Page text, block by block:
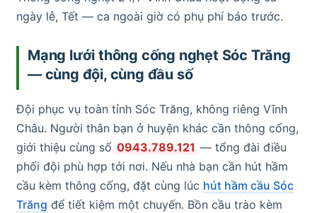
ngày lễ, Tết — ca ngoài giờ có phụ phí báo trước.
Mạng lưới thông cống nghẹt Sóc Trăng
— cùng đội, cùng đầu số
Đội phục vụ toàn tỉnh Sóc Trăng, không riêng Vĩnh
Châu. Người thân bạn ở huyện khác cần thông cống,
giới thiệu cùng số 0943.789.121 — tổng đài điều
phối đội phù hợp tới nơi. Nếu nhà bạn cần hút hầm
cầu kèm thông cống, đặt cùng lúc hút hầm cầu Sóc
Trăng để tiết kiệm một chuyến. Bồn cầu trào kèm